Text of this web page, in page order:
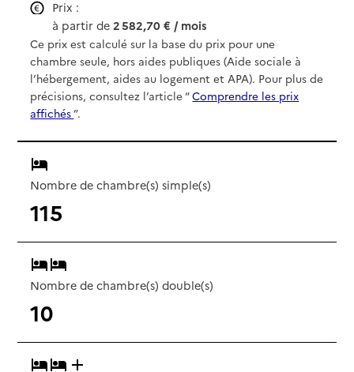
Prix :
à partir de2 582,70 € / mois
Ce prix est calculé sur la base du prix pour une
chambre seule, hors aides publiques (Aide sociale à
l’hébergement, aides au logement et APA). Pour plus de
précisions, consultez l’article “Comprendre les prix
affichés”.
Nombre de chambre(s) simple(s)
115
Nombre de chambre(s) double(s)
10